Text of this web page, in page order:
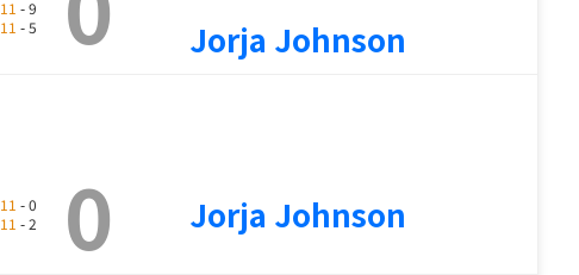
11 - 9
11 - 5
Jorja Johnson
11 - 0
11 - 2 0 Jorja Johnson